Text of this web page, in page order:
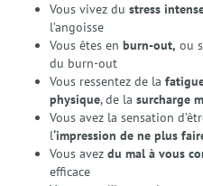
Vous vivez du stress
l’angoisse
Vous êtes en burn-out, ou
du burn-out
Vous ressentez de la
physique, de la surcharge
Vous avez la sensation
l‘impression de ne plus
Vous avez du mal à vous
efficace